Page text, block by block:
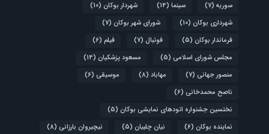
سوریه (7) سینما (14) شهردار بوکان (10)
شهرداری بوکان (10) شورای شهر بوکان (7)
فرماندار بوکان (5) فوتبال (7) فیلم (6)
مجلس شورای اسلامی (5) مسعود پزشکیان (14)
منصور جهانی (7) مهاباد (8) موسیقی (6)
ناصح محمدخانی (6)
نختسین جشنواره اتودهای نمایشی بوکان (5)
نماینده بوکان (6) نیان چلبیان (5) نیچیروان بارزانی (8)